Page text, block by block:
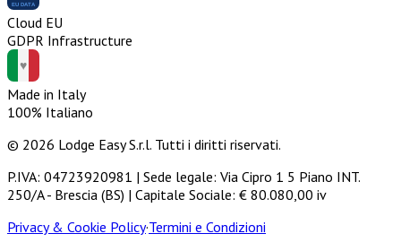
Cloud EU
GDPR Infrastructure
Made in Italy
100% Italiano
© 2026 Lodge Easy S.r.l. Tutti i diritti riservati.
P.IVA: 04723920981 | Sede legale: Via Cipro 1 5 Piano INT.
250/A - Brescia (BS) | Capitale Sociale: € 80.080,00 iv
Privacy & Cookie Policy·Termini e Condizioni